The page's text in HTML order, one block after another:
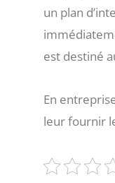
un plan
est destiné
En
leur fournir